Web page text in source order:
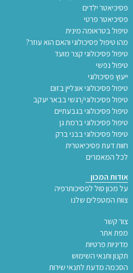
פסיכיאטר ילדים
פסיכיאטר פרטי
טיפול בטראומה מינית
מהו טיפול פסיכולוגי והאם הוא עוזר?
טיפול פסיכולוגי קצר מועד
טיפול נפשי
ייעוץ פסיכולוגי
טיפול פסיכולוגי אונליין בזום
טיפול פסיכולוגי/רגשי בבאר יעקב
טיפול פסיכולוגי בגבעתיים
טיפול פסיכולוגי ברמת גן
טיפול פסיכולוגי בבני ברק
חוות דעת פסיכיאטרית
לכל המאמרים
אודות המכון
על מכון סול לפסיכותרפיה
צוות המטפלים שלנו
צור קשר
מפת אתר
מדיניות פרטיות
תקנון ותנאי השימוש
הסכמה מדעת לתנאי שירות